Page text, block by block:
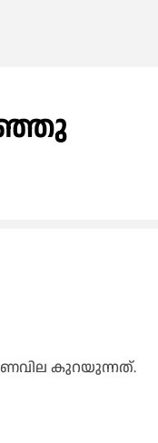
കുറയുന്നത്.